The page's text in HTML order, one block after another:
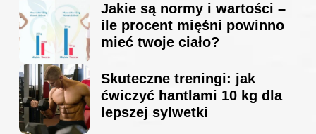
Jakie są normy i wartości –
ile procent mięśni powinno
mieć twoje ciało?
Skuteczne treningi: jak
ćwiczyć hantlami 10 kg dla
lepszej sylwetki